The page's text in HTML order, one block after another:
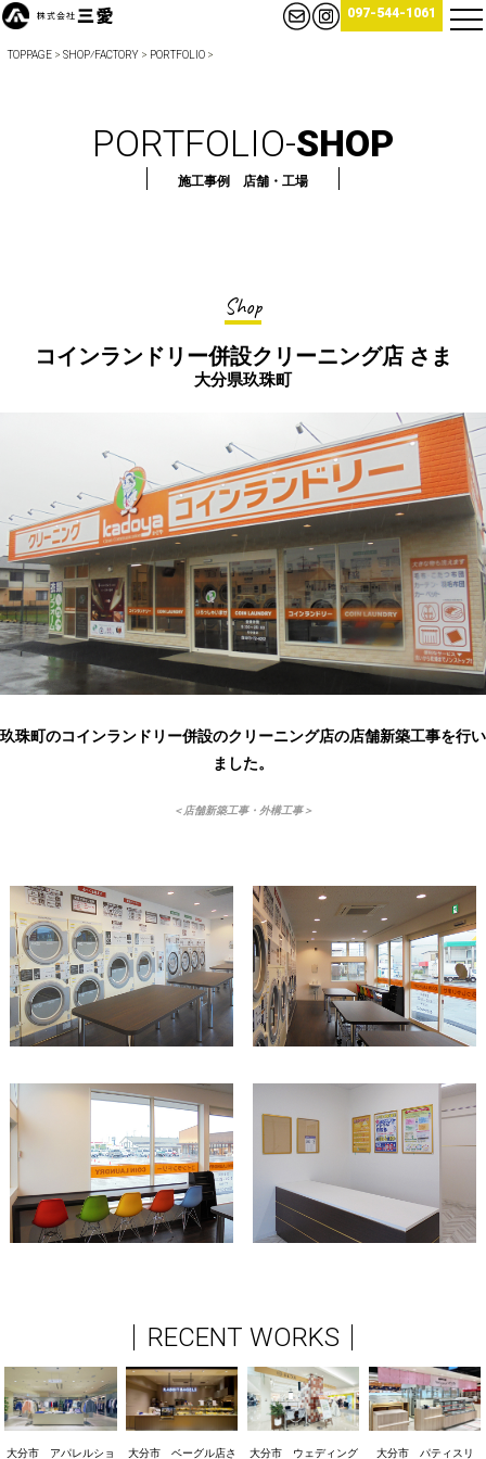
097-544-1061
TOPPAGE > SHOP⁄FACTORY > PORTFOLIO >
PORTFOLIO-SHOP
施工事例 店舗・工場
Shop
コインランドリー併設クリーニング店 さま
大分県玖珠町
玖珠町のコインランドリー併設のクリーニング店の店舗新築工事を行い
ました。
＜店舗新築工事・外構工事＞
RECENT WORKS
大分市 アパレルショ 大分市 ベーグル店さ 大分市 ウェディング 大分市 パティスリ